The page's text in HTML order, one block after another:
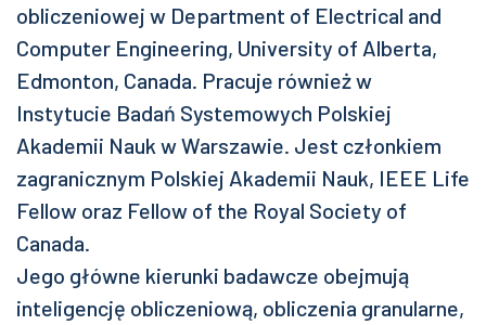
obliczeniowej w Department of Electrical and
Computer Engineering, University of Alberta,
Edmonton, Canada. Pracuje również w
Instytucie Badań Systemowych Polskiej
Akademii Nauk w Warszawie. Jest członkiem
zagranicznym Polskiej Akademii Nauk, IEEE Life
Fellow oraz Fellow of the Royal Society of
Canada.
Jego główne kierunki badawcze obejmują
inteligencję obliczeniową, obliczenia granularne,